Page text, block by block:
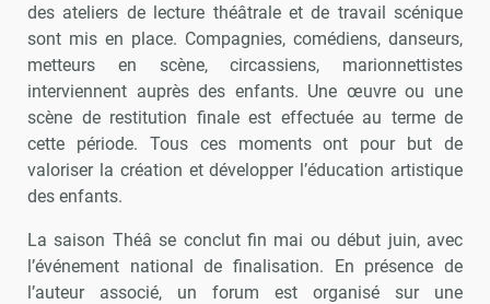
des ateliers de lecture théâtrale et de travail scénique
sont mis en place. Compagnies, comédiens, danseurs,
metteurs en scène, circassiens, marionnettistes
interviennent auprès des enfants. Une œuvre ou une
scène de restitution finale est effectuée au terme de
cette période. Tous ces moments ont pour but de
valoriser la création et développer l’éducation artistique
des enfants.
La saison Théâ se conclut fin mai ou début juin, avec
l’événement national de finalisation. En présence de
l’auteur associé, un forum est organisé sur une